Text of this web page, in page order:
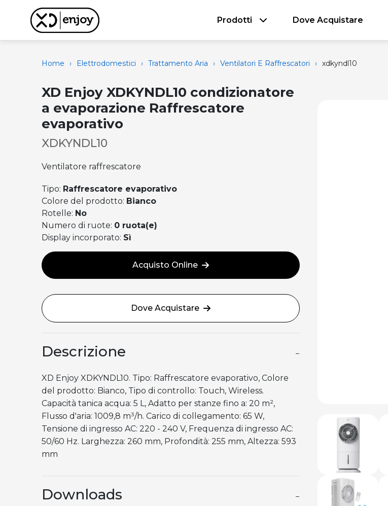
Prodotti Dove Acquistare
Home › Elettrodomestici › Trattamento Aria › Ventilatori E Raffrescatori › xdkyndl10
XD Enjoy XDKYNDL10 condizionatore
a evaporazione Raffrescatore
evaporativo
XDKYNDL10
Ventilatore raffrescatore
Tipo: Raffrescatore evaporativo
Colore del prodotto: Bianco
Rotelle: No
Numero di ruote: 0 ruota(e)
Display incorporato: Sì
Acquisto Online
Dove Acquistare
Descrizione −
XD Enjoy XDKYNDL10. Tipo: Raffrescatore evaporativo, Colore
del prodotto: Bianco, Tipo di controllo: Touch, Wireless.
Capacità tanica acqua: 5 L, Adatto per stanze fino a: 20 m²,
Flusso d'aria: 1009,8 m³/h. Carico di collegamento: 65 W,
Tensione di ingresso AC: 220 - 240 V, Frequenza di ingresso AC:
50/60 Hz. Larghezza: 260 mm, Profondità: 255 mm, Altezza: 593
mm
Downloads −